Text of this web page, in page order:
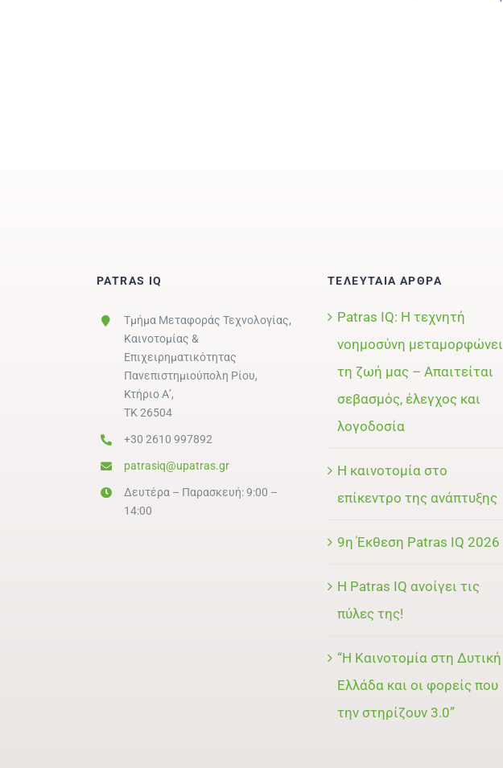
PATRAS IQ
Τμήμα Μεταφοράς Τεχνολογίας,
Καινοτομίας &
Επιχειρηματικότητας
Πανεπιστημιούπολη Ρίου,
Κτήριο Α’,
ΤΚ 26504
+30 2610 997892
patrasiq@upatras.gr
Δευτέρα – Παρασκευή: 9:00 –
14:00
ΤΕΛΕΥΤΑΙΑ ΑΡΘΡΑ
Patras IQ: Η τεχνητή
νοημοσύνη μεταμορφώνει
τη ζωή μας – Απαιτείται
σεβασμός, έλεγχος και
λογοδοσία
Η καινοτομία στο
επίκεντρο της ανάπτυξης
9η Έκθεση Patras IQ 2026
Η Patras IQ ανοίγει τις
πύλες της!
“Η Καινοτομία στη Δυτική
Ελλάδα και οι φορείς που
την στηρίζουν 3.0”